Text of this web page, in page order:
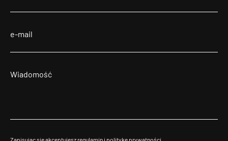
Zapisując się akceptujesz regulamin i politykę prywatności